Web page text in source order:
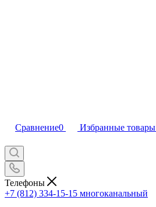
Сравнение0 Избранные товары
Телефоны
+7 (812) 334-15-15 многоканальный